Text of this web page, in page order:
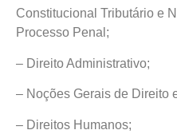
Constitucional Tributário e
Processo Penal;
– Direito Administrativo;
– Noções Gerais de Direito
– Direitos Humanos;